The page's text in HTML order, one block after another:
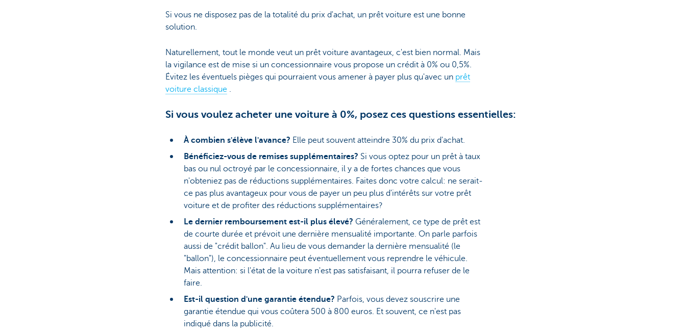
Si vous ne disposez pas de la totalité du prix d'achat, un prêt voiture est une bonne
solution.
Naturellement, tout le monde veut un prêt voiture avantageux, c'est bien normal. Mais
la vigilance est de mise si un concessionnaire vous propose un crédit à 0% ou 0,5%.
Évitez les éventuels pièges qui pourraient vous amener à payer plus qu'avec un prêt
voiture classique .
Si vous voulez acheter une voiture à 0%, posez ces questions essentielles:
À combien s'élève l'avance? Elle peut souvent atteindre 30% du prix d'achat.
Bénéficiez-vous de remises supplémentaires? Si vous optez pour un prêt à taux
bas ou nul octroyé par le concessionnaire, il y a de fortes chances que vous
n'obteniez pas de réductions supplémentaires. Faites donc votre calcul: ne serait-
ce pas plus avantageux pour vous de payer un peu plus d'intérêts sur votre prêt
voiture et de profiter des réductions supplémentaires?
Le dernier remboursement est-il plus élevé? Généralement, ce type de prêt est
de courte durée et prévoit une dernière mensualité importante. On parle parfois
aussi de "crédit ballon". Au lieu de vous demander la dernière mensualité (le
"ballon"), le concessionnaire peut éventuellement vous reprendre le véhicule.
Mais attention: si l'état de la voiture n'est pas satisfaisant, il pourra refuser de le
faire.
Est-il question d'une garantie étendue? Parfois, vous devez souscrire une
garantie étendue qui vous coûtera 500 à 800 euros. Et souvent, ce n'est pas
indiqué dans la publicité.